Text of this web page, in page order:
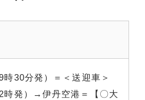
30分発）＝＜送迎車＞
時発）→伊丹空港＝【〇大